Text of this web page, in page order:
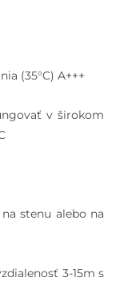
(35°C) A+++
v širokom
stenu alebo na
3-15m s